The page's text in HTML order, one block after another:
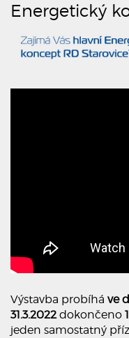
Energetický
Výstavba probíhá ve
31.3.2022dokončeno
jeden samostatný